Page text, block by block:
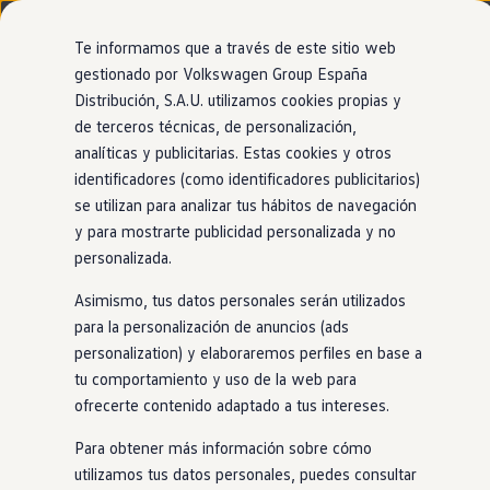
Ir
directamente
al contenido
Ir
directamente
al pie de
página
Nuevo ID. Cross
Vehículos Comerciales
Compra y ofertas
Volkswagen nuevo en stock
Volkswagen de ocasión
Financiación
My Renting
My Way
Seguros
Empresas
Autoescuelas
Eléctricos e híbridos
Más sobre híbridos
Plan Auto +
Etiquetas DGT
Simulador de autonomía, carga y ahorro
Carga y autonomía
Soluciones de carga
Tarifas de carga
Carga en casa
Modos de carga
Modelos Acabados Motor Exterior Interior Ruedas
Modelos
PRUEBA NUESTRO ASESOR VIRTUAL
Encuentra el Volkswagen perfecto para
SUV Eléctrico Gasolina Híbrido enchufable
Information
Descubre más sobreel
motor eTSI
Te informamos que a través de este sitio web
gestionado por Volkswagen Group España
Distribución, S.A.U. utilizamos cookies propias y
de terceros técnicas, de personalización,
analíticas y publicitarias. Estas cookies y otros
identificadores (como identificadores publicitarios)
se utilizan para analizar tus hábitos de navegación
y para mostrarte publicidad personalizada y no
personalizada.
Asimismo, tus datos personales serán utilizados
para la personalización de anuncios (ads
personalization) y elaboraremos perfiles en base a
tu comportamiento y uso de la web para
ofrecerte contenido adaptado a tus intereses.
Para obtener más información sobre cómo
utilizamos tus datos personales, puedes consultar